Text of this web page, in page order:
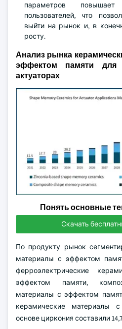
параметров
пользователей, что
выйти на рынок и, в
росту.
Анализ рынка
эффектом памяти для
актуаторах
Понять основные
Скачать
По продукту рынок
материалы с эффектом
ферроэлектрические
эффектом памяти,
материалы с эффектом
керамические материалы
основе циркония составили